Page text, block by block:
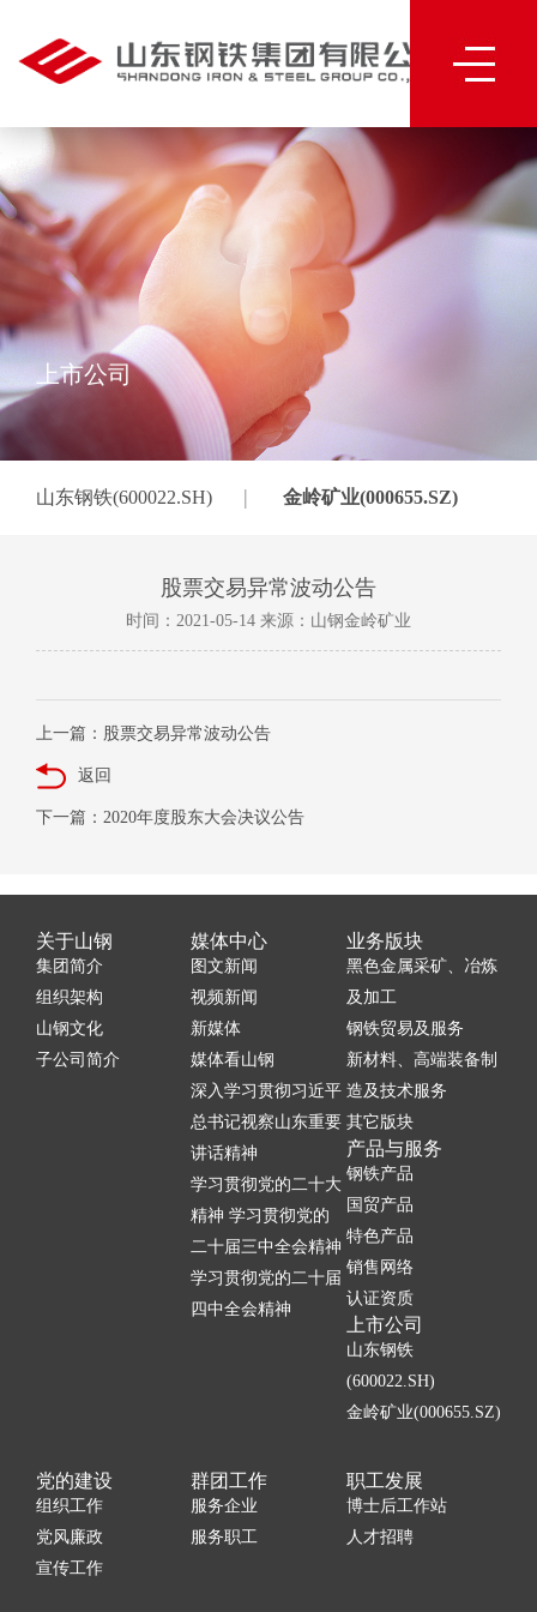
上市公司
山东钢铁(600022.SH) | 金岭矿业(000655.SZ)
股票交易异常波动公告
时间：2021-05-14 来源：山钢金岭矿业
上一篇：股票交易异常波动公告
返回
下一篇：2020年度股东大会决议公告
关于山钢
集团简介
组织架构
山钢文化
子公司简介
媒体中心
图文新闻
视频新闻
新媒体
媒体看山钢
深入学习贯彻习近平
总书记视察山东重要
讲话精神
学习贯彻党的二十大
精神 学习贯彻党的
二十届三中全会精神
学习贯彻党的二十届
四中全会精神
业务版块
黑色金属采矿、冶炼
及加工
钢铁贸易及服务
新材料、高端装备制
造及技术服务
其它版块
产品与服务
钢铁产品
国贸产品
特色产品
销售网络
认证资质
上市公司
山东钢铁
(600022.SH)
金岭矿业(000655.SZ)
党的建设
组织工作
党风廉政
宣传工作
群团工作
服务企业
服务职工
职工发展
博士后工作站
人才招聘